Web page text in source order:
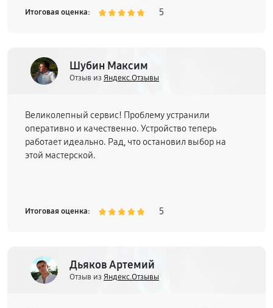
Итоговая оценка: 5
Шубин Максим
Отзыв из Яндекс.Отзывы
Великолепный сервис! Проблему устранили
оперативно и качественно. Устройство теперь
работает идеально. Рад, что остановил выбор на
этой мастерской.
Итоговая оценка: 5
Дьяков Артемий
Отзыв из Яндекс.Отзывы